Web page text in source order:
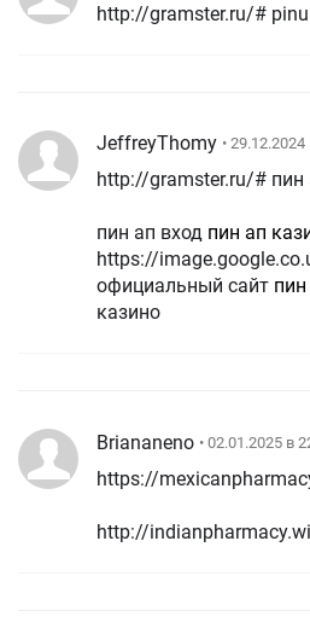
http://gramster.ru/#
JeffreyThomy • 29.12.2024
http://gramster.ru/# пин
пин ап вход пин ап
https://
официальный сайт
казино
Briananeno • 02.01.2025 в
https://
http://